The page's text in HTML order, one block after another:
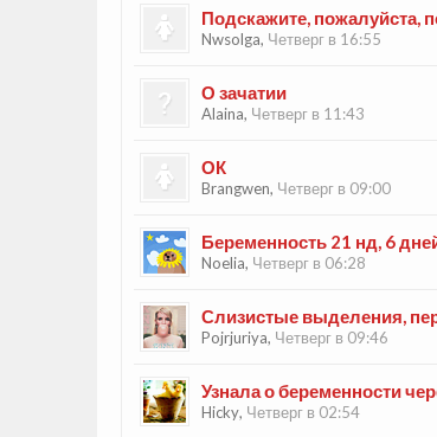
Подскажите, пожалуйста,
Nwsolga, Четверг в 16:55
О зачатии
Alaina, Четверг в 11:43
ОК
Brangwen, Четверг в 09:00
Беременность 21 нд, 6
Noelia, Четверг в 06:28
Слизистые выделения,
Pojrjuriya, Четверг в 09:46
Узнала о беременности
Hicky, Четверг в 02:54